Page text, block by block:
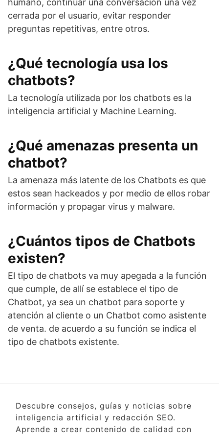
humano, continuar una conversación una vez
cerrada por el usuario, evitar responder
preguntas repetitivas, entre otros.
¿Qué tecnología usa los
chatbots?
La tecnología utilizada por los chatbots es la
inteligencia artificial y Machine Learning.
¿Qué amenazas presenta un
chatbot?
La amenaza más latente de los Chatbots es que
estos sean hackeados y por medio de ellos robar
información y propagar virus y malware.
¿Cuántos tipos de Chatbots
existen?
El tipo de chatbots va muy apegada a la función
que cumple, de allí se establece el tipo de
Chatbot, ya sea un chatbot para soporte y
atención al cliente o un Chatbot como asistente
de venta. de acuerdo a su función se indica el
tipo de chatbots existente.
Descubre consejos, guías y noticias sobre
inteligencia artificial y redacción SEO.
Aprende a crear contenido de calidad con